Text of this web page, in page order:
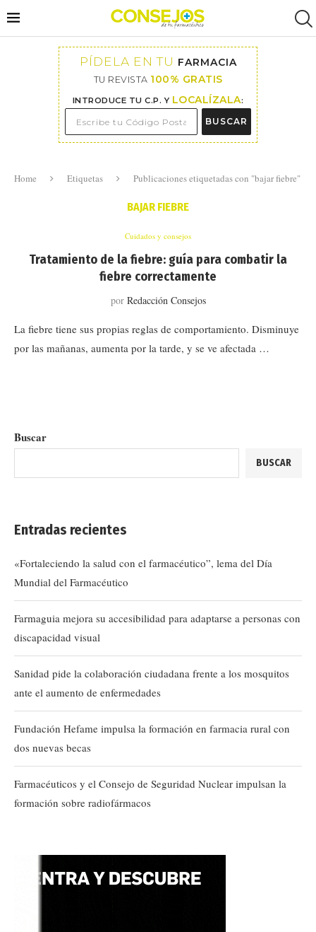
PÍDELA EN TU FARMACIA
TU REVISTA 100% GRATIS
INTRODUCE TU C.P. Y LOCALÍZALA:
BUSCAR
Home Etiquetas Publicaciones etiquetadas con "bajar fiebre"
BAJAR FIEBRE
Cuidados y consejos
Tratamiento de la fiebre: guía para combatir la
fiebre correctamente
por Redacción Consejos
La fiebre tiene sus propias reglas de comportamiento. Disminuye
por las mañanas, aumenta por la tarde, y se ve afectada …
Buscar
BUSCAR
Entradas recientes
«Fortaleciendo la salud con el farmacéutico”, lema del Día
Mundial del Farmacéutico
Farmaguia mejora su accesibilidad para adaptarse a personas con
discapacidad visual
Sanidad pide la colaboración ciudadana frente a los mosquitos
ante el aumento de enfermedades
Fundación Hefame impulsa la formación en farmacia rural con
dos nuevas becas
Farmacéuticos y el Consejo de Seguridad Nuclear impulsan la
formación sobre radiofármacos